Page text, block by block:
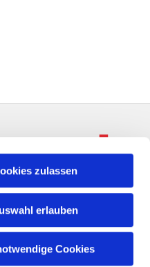
zulassen
erlauben
Cookies